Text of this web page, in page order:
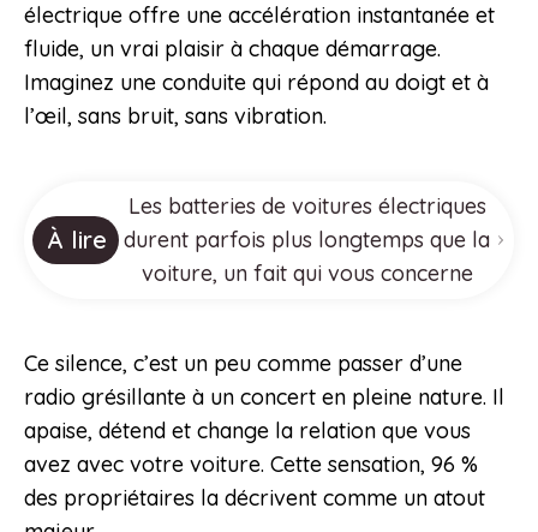
électrique offre une accélération instantanée et
fluide, un vrai plaisir à chaque démarrage.
Imaginez une conduite qui répond au doigt et à
l’œil, sans bruit, sans vibration.
À lire
Les batteries de voitures électriques
durent parfois plus longtemps que la
voiture, un fait qui vous concerne
Ce silence, c’est un peu comme passer d’une
radio grésillante à un concert en pleine nature. Il
apaise, détend et change la relation que vous
avez avec votre voiture. Cette sensation, 96 %
des propriétaires la décrivent comme un atout